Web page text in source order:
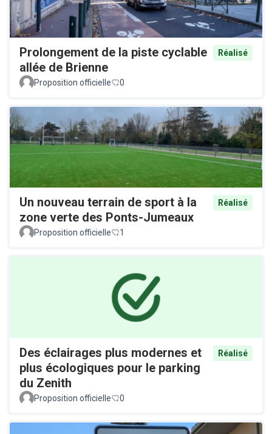
Prolongement de la piste cyclable
allée de Brienne
Réalisé
Proposition officielle 0
Un nouveau terrain de sport à la
zone verte des Ponts-Jumeaux
Réalisé
Proposition officielle 1
Des éclairages plus modernes et
plus écologiques pour le parking
du Zenith
Réalisé
Proposition officielle 0